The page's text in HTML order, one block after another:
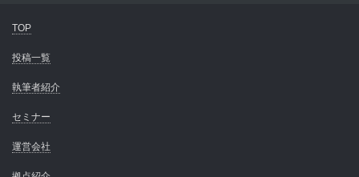
TOP
投稿一覧
執筆者紹介
セミナー
運営会社